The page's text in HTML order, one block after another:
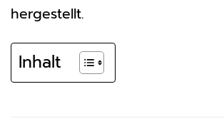
hergestellt.
Inhalt